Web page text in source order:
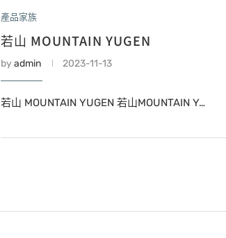
產品家族
若山 MOUNTAIN YUGEN
by admin 2023-11-13
若山 MOUNTAIN YUGEN 若山MOUNTAIN Y…